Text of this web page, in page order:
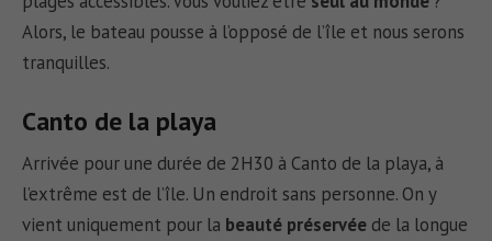
Alors, le bateau pousse à l’opposé de l’île et nous serons
tranquilles.
Canto de la playa
Arrivée pour une durée de 2H30 à Canto de la playa, à
l’extrême est de l’île. Un endroit sans personne. On y
vient uniquement pour la beauté préservée de la longue